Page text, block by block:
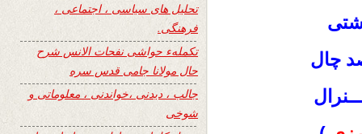
چال
تحلیل های سیاسی ، اجتماعی ،
فرهنگی.
تکملهء حواشی نفحات الانس شرح
حال مولانا جامی قدس سره
جالب ، دیدنی ،خواندنی ، معلوماتی و
شوخی